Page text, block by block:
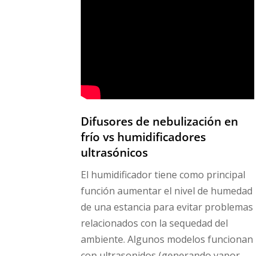
Difusores de nebulización en
frío vs humidificadores
ultrasónicos
El humidificador tiene como principal
función aumentar el nivel de humedad
de una estancia para evitar problemas
relacionados con la sequedad del
ambiente. Algunos modelos funcionan